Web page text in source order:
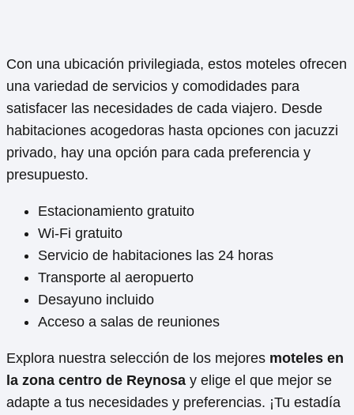
Con una ubicación privilegiada, estos moteles ofrecen
una variedad de servicios y comodidades para
satisfacer las necesidades de cada viajero. Desde
habitaciones acogedoras hasta opciones con jacuzzi
privado, hay una opción para cada preferencia y
presupuesto.
Estacionamiento gratuito
Wi-Fi gratuito
Servicio de habitaciones las 24 horas
Transporte al aeropuerto
Desayuno incluido
Acceso a salas de reuniones
Explora nuestra selección de los mejores moteles en
la zona centro de Reynosa y elige el que mejor se
adapte a tus necesidades y preferencias. ¡Tu estadía